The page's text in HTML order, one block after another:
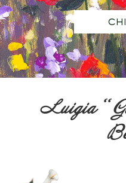
Luigia